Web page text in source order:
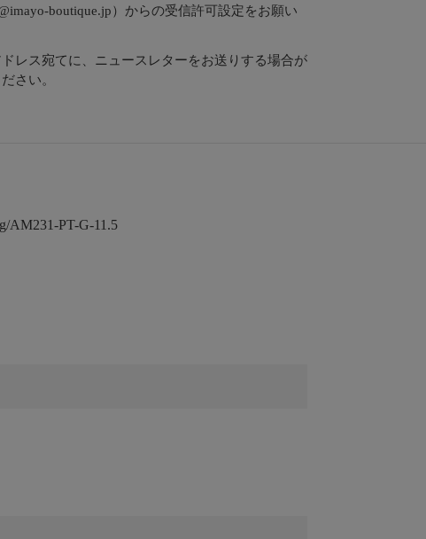
boutique.jp）からの受信許可設定をお願い
レス宛てに、ニュースレターをお送りする場合が
さい。
AM231-PT-G-11.5